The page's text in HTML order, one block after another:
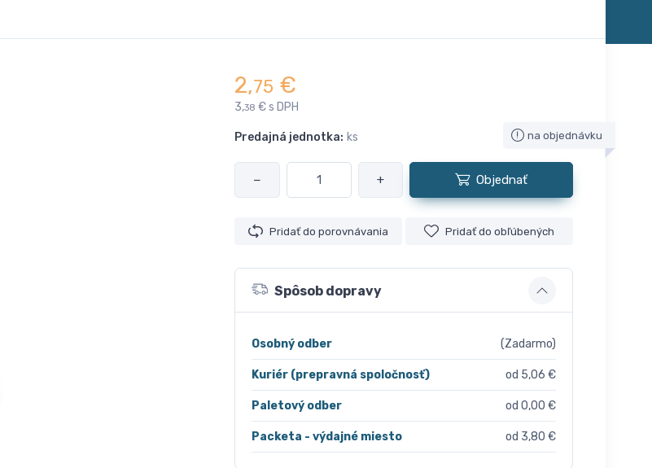
2,75 €
3,38 € s DPH
Predajná jednotka: ks na objednávku
− + Objednať
Pridať do porovnávania Pridať do obľúbených
Spôsob dopravy
Osobný odber (Zadarmo)
Kuriér (prepravná spoločnosť) od 5,06 €
Paletový odber od 0,00 €
Packeta - výdajné miesto od 3,80 €